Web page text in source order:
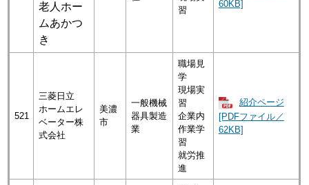
老人ホー
ムあかつ
き
習
60KB]
521
三菱日立
ホームエレ
ベーター株
式会社
美濃
市
一般機械
器具製造
業
職場見
学
現場実
習
企業内
作業学
習
就労推
進
紹介ページ
[PDFファイル／
62KB]